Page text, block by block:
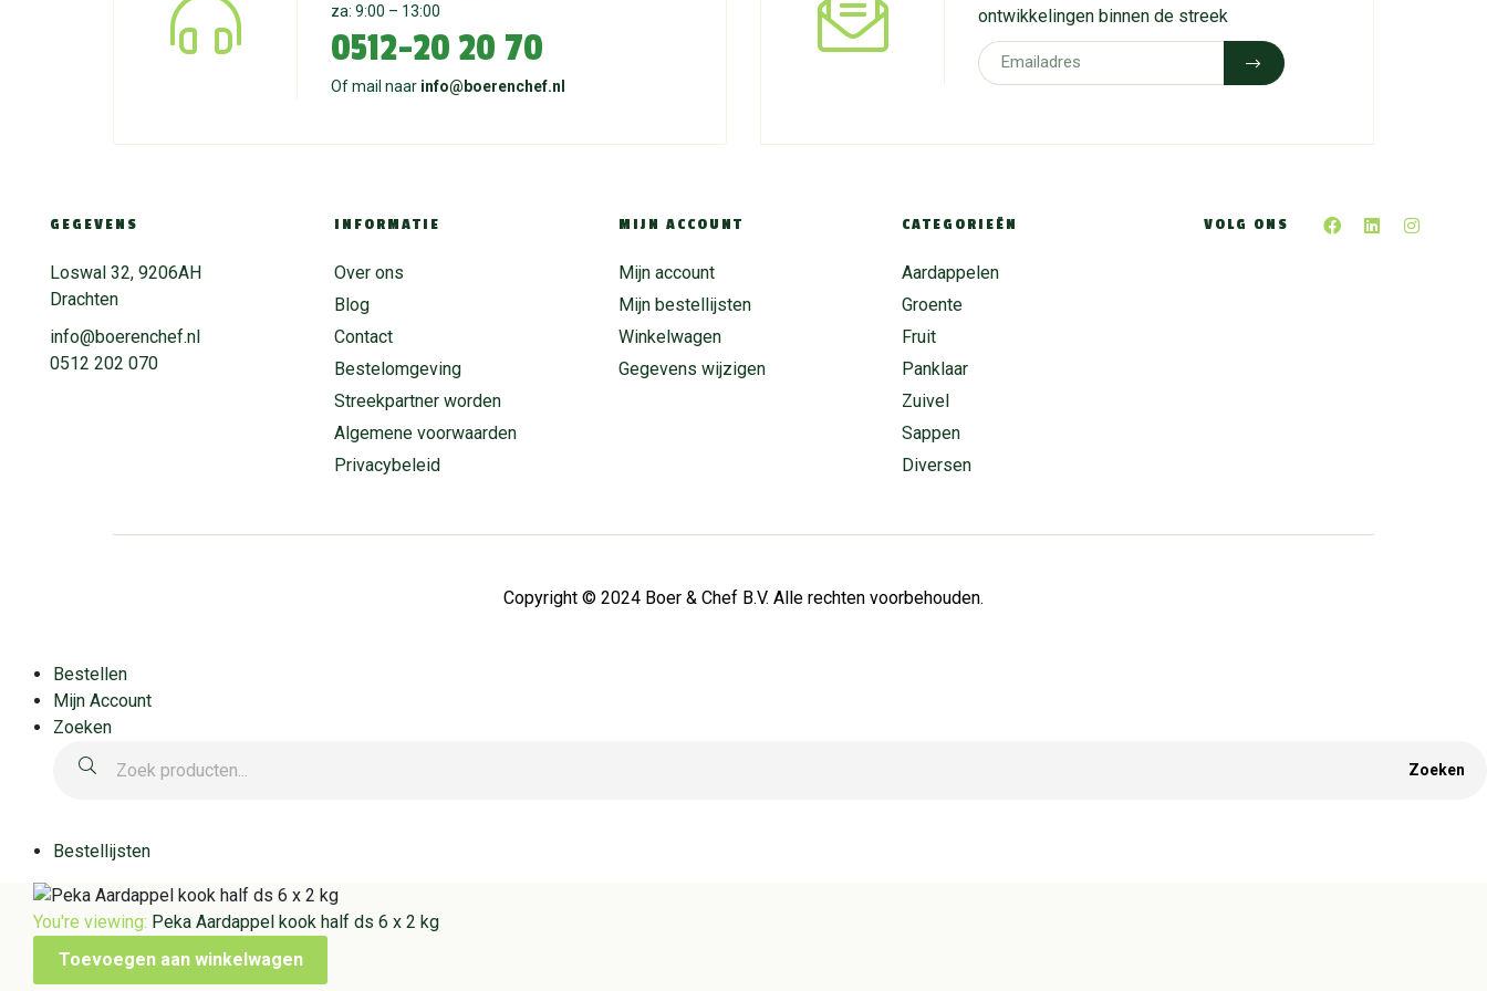
za: 9:00 – 13:00
0512-20 20 70
Of mail naar info@boerenchef.nl
ontwikkelingen binnen de streek
GEGEVENS
Loswal 32, 9206AH
Drachten
info@boerenchef.nl
0512 202 070
INFORMATIE
Over ons
Blog
Contact
Bestelomgeving
Streekpartner worden
Algemene voorwaarden
Privacybeleid
MIJN ACCOUNT
Mijn account
Mijn bestellijsten
Winkelwagen
Gegevens wijzigen
CATEGORIEËN
Aardappelen
Groente
Fruit
Panklaar
Zuivel
Sappen
Diversen
VOLG ONS
Copyright © 2024 Boer & Chef B.V. Alle rechten voorbehouden.
Bestellen
Mijn Account
Zoeken
Zoeken
Bestellijsten
You're viewing: Peka Aardappel kook half ds 6 x 2 kg
Toevoegen aan winkelwagen